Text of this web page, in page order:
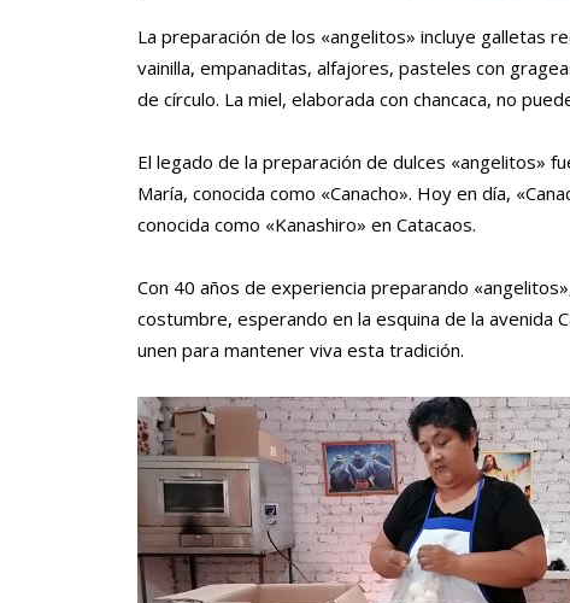
La preparación de los «angelitos» incluye galletas
vainilla, empanaditas, alfajores, pasteles con
de círculo. La miel, elaborada con chancaca, no
El legado de la preparación de dulces «angelitos»
María, conocida como «Canacho». Hoy en día,
conocida como «Kanashiro» en Catacaos.
Con 40 años de experiencia preparando
costumbre, esperando en la esquina de la avenida
unen para mantener viva esta tradición.